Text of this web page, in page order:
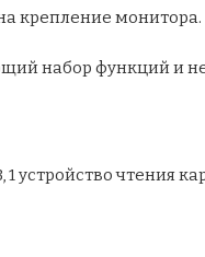
крепление монитора.
набор функций и
1 устройство чтения